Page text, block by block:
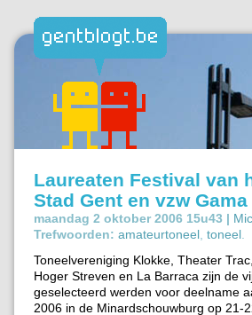
Laureaten Festival van
Stad Gent en vzw Gama
maandag 2 oktober 2006 15u43 |
Trefwoorden: amateurtoneel toneel
Toneelvereniging Klokke, Theater
Hoger Streven en La Barraca zijn de
geselecteerd werden voor deelname
2006 in de Minardschouwburg op 21-